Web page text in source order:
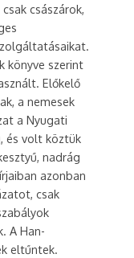
császárok,
könyve szerint
Előkelő
a nemesek
a Nyugati
és volt köztük
nadrág
azonban
csak
A Han-
eltűntek.